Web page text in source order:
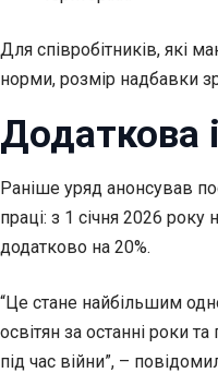
Для співробітників, які
норми, розмір надбавки
Додаткова
Раніше уряд анонсував
праці: з 1 січня 2026
додатково на 20%.
“Це стане найбільшим
освітян за останні роки
під час війни”, –